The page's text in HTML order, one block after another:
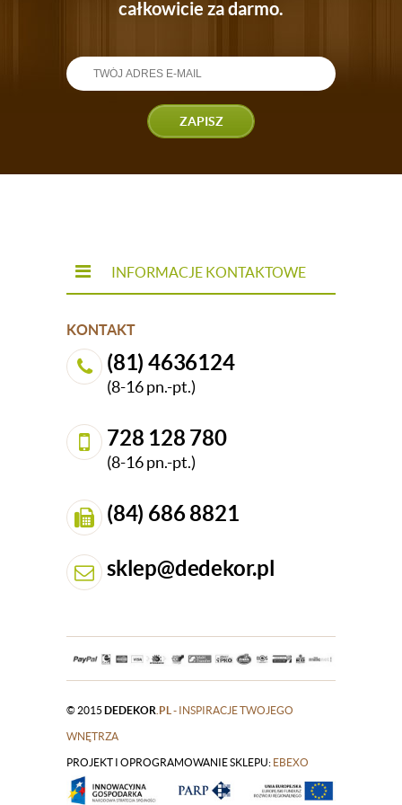
całkowicie za darmo.
ZAPISZ
INFORMACJE KONTAKTOWE
KONTAKT
(81) 4636124
(8-16 pn.-pt.)
728 128 780
(8-16 pn.-pt.)
(84) 686 8821
sklep@dedekor.pl
© 2015 DEDEKOR .PL - INSPIRACJE TWOJEGO
WNĘTRZA
|
PROJEKT I OPROGRAMOWANIE SKLEPU: EBEXO